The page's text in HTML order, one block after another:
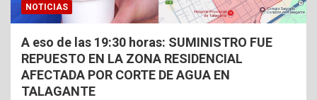
NOTICIAS
A eso de las 19:30 horas: SUMINISTRO FUE
REPUESTO EN LA ZONA RESIDENCIAL
AFECTADA POR CORTE DE AGUA EN
TALAGANTE